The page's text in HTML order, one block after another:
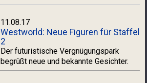
11.08.17
Westworld: Neue Figuren für Staffel
2
Der futuristische Vergnügungspark
begrüßt neue und bekannte Gesichter.